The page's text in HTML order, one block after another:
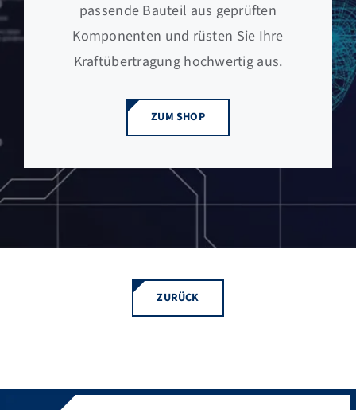
passende Bauteil aus geprüften
Komponenten und rüsten Sie Ihre
Kraftübertragung hochwertig aus.
ZUM SHOP
ZURÜCK